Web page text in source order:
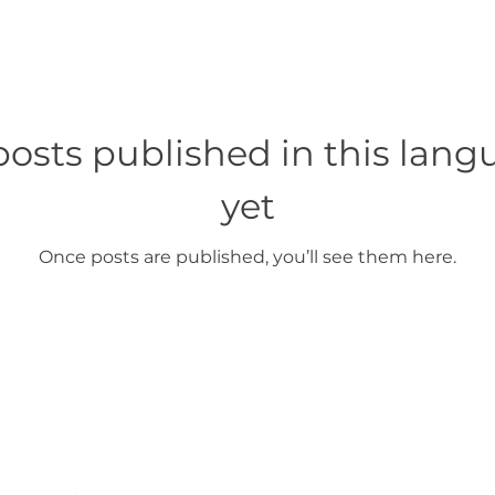
published in this
yet
Once posts are published, you’ll see them here.